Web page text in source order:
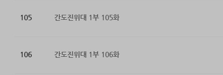
105 간도진위대 1부 105화
106 간도진위대 1부 106화